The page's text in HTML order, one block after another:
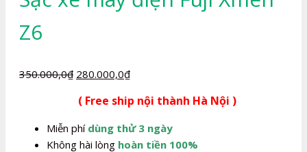
Z6
350.000,0₫ Giá
là:
350.000,0₫.
280.000,0₫Giá
tại
là:
280.000,0₫.
( Free ship nội thành Hà Nội )
Miễn phí dùng thử 3 ngày
Không hài lòng hoàn tiền 100%